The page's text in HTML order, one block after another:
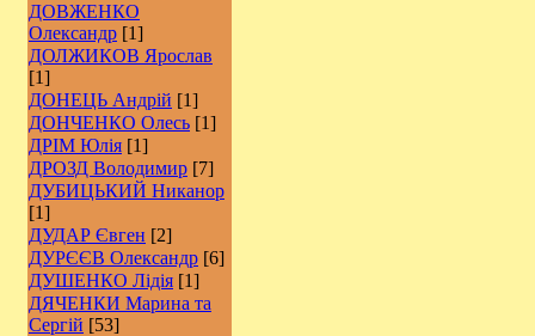
ДОВЖЕНКО
Олександр [1]
ДОЛЖИКОВ Ярослав
[1]
ДОНЕЦЬ Андрій [1]
ДОНЧЕНКО Олесь [1]
ДРІМ Юлія [1]
ДРОЗД Володимир [7]
ДУБИЦЬКИЙ Никанор
[1]
ДУДАР Євген [2]
ДУРЄЄВ Олександр [6]
ДУШЕНКО Лідія [1]
ДЯЧЕНКИ Марина та
Сергій [53]